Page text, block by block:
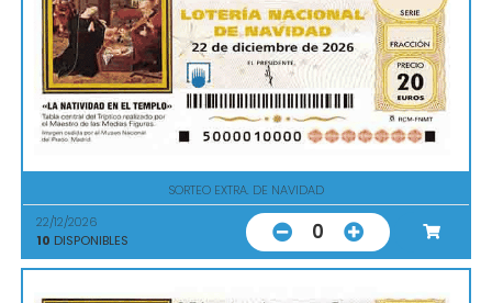
SORTEO EXTRA. DE NAVIDAD
22/12/2026
10 DISPONIBLES 0